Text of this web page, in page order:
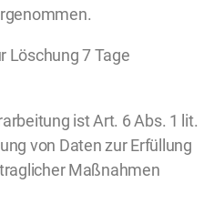
Löschung 7 Tage
ist Art. 6 Abs. 1 lit.
von Daten zur Erfüllung
Maßnahmen